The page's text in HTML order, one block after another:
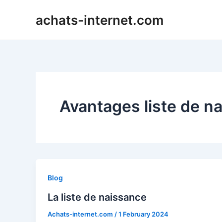
achats-internet.com
Avantages liste de
Blog
La liste de naissance
Achats-internet.com /1 February 2024